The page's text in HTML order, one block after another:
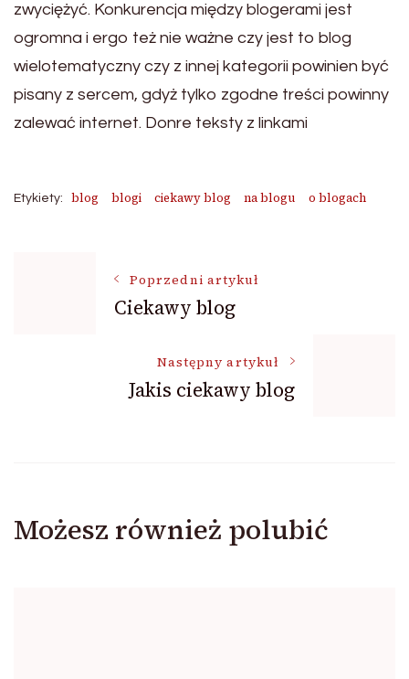
zwyciężyć. Konkurencja między blogerami jest
ogromna i ergo też nie ważne czy jest to blog
wielotematyczny czy z innej kategorii powinien być
pisany z sercem, gdyż tylko zgodne treści powinny
zalewać internet. Donre teksty z linkami
Etykiety: blog blogi ciekawy blog na blogu o blogach
NawigacjaPoprzedni artykuł
Ciekawy blog
Następny artykuł
Jakis ciekawy blog
Możesz również polubić